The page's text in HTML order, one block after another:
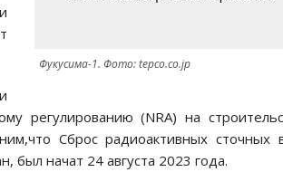
Фукусима-1. Фото: tepco.co.jp
регулированию (NRA) на
Сброс радиоактивных сточных
был начат 24 августа 2023 года.